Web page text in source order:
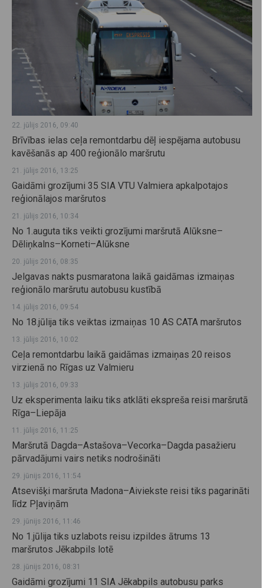
22. jūlijs 2016, 09:40
Brīvības ielas ceļa remontdarbu dēļ iespējama autobusu
kavēšanās ap 400 reģionālo maršrutu
21. jūlijs 2016, 13:25
Gaidāmi grozījumi 35 SIA VTU Valmiera apkalpotajos
reģionālajos maršrutos
21. jūlijs 2016, 10:34
No 1.auguta tiks veikti grozījumi maršrutā Alūksne–
Dēliņkalns–Korneti–Alūksne
20. jūlijs 2016, 08:35
Jelgavas nakts pusmaratona laikā gaidāmas izmaiņas
reģionālo maršrutu autobusu kustībā
14. jūlijs 2016, 09:54
No 18.jūlija tiks veiktas izmaiņas 10 AS CATA maršrutos
13. jūlijs 2016, 10:02
Ceļa remontdarbu laikā gaidāmas izmaiņas 20 reisos
virzienā no Rīgas uz Valmieru
13. jūlijs 2016, 09:33
Uz eksperimenta laiku tiks atklāti ekspreša reisi maršrutā
Rīga–Liepāja
11. jūlijs 2016, 11:25
Maršrutā Dagda–Astašova–Vecorka–Dagda pasažieru
pārvadājumi vairs netiks nodrošināti
29. jūnijs 2016, 11:54
Atsevišķi maršruta Madona–Aiviekste reisi tiks pagarināti
līdz Pļaviņām
29. jūnijs 2016, 11:46
No 1.jūlija tiks uzlabots reisu izpildes ātrums 13
maršrutos Jēkabpils lotē
28. jūnijs 2016, 08:31
Gaidāmi grozījumi 11 SIA Jēkabpils autobusu parks